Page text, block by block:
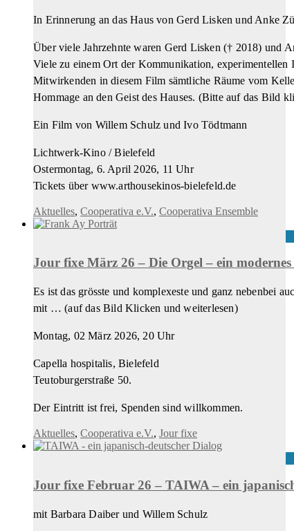
In Erinnerung an das Haus von Gerd Lisken und Anke
Über viele Jahrzehnte waren Gerd Lisken († 2018) und
Viele zu einem Ort der Kommunikation, experimentellen
Mitwirkenden in diesem Film sämtliche Räume vom
Hommage an den Geist des Hauses. (Bitte auf das Bild
Ein Film von Willem Schulz und Ivo Tödtmann
Lichtwerk-Kino / Bielefeld
Ostermontag, 6. April 2026, 11 Uhr
Tickets über www.arthousekinos-bielefeld.de
Aktuelles, Cooperativa e.V., Cooperativa Ensemble
Jour fixe März 26 – Die Orgel – ein
Es ist das grösste und komplexeste und ganz nebenbei
mit … (auf das Bild Klicken und weiterlesen)
Montag, 02 März 2026, 20 Uhr
Capella hospitalis, Bielefeld
Teutoburgerstraße 50.
Der Eintritt ist frei, Spenden sind willkommen.
Aktuelles, Cooperativa e.V., Jour fixe
Jour fixe Februar 26 – TAIWA – ein
mit Barbara Daiber und Willem Schulz